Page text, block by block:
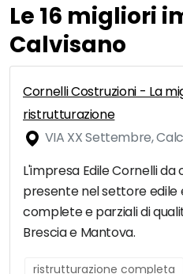
Le 16 migliori
Calvisano
Cornelli Costruzioni - La
ristrutturazione
VIA XX Settembre,
L'impresa Edile Cornelli
presente nel settore
complete e parziali di
Brescia e Mantova.
ristrutturazione completa